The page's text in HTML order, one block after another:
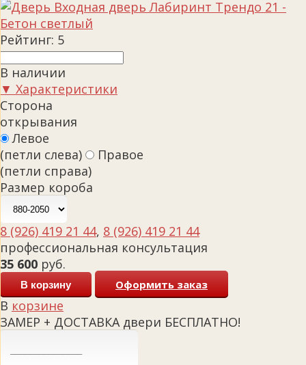
Рейтинг: 5
В наличии
▼ Характеристики
Сторона
открывания
Левое
(петли слева)
Правое
(петли справа)
Размер короба
8 (926) 419 21 44, 8 (926) 419 21 44
профессиональная консультация
35 600 руб.
В корзину Оформить заказ
В корзине
ЗАМЕР + ДОСТАВКА двери БЕСПЛАТНО!